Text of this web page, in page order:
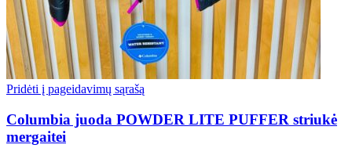
Pridėti į pageidavimų sąrašą
Columbia juoda POWDER LITE PUFFER striukė
mergaitei